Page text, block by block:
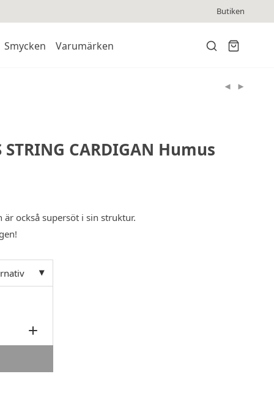
Butiken
Smycken Varumärken
STRING CARDIGAN Humus
också supersöt i sin struktur.